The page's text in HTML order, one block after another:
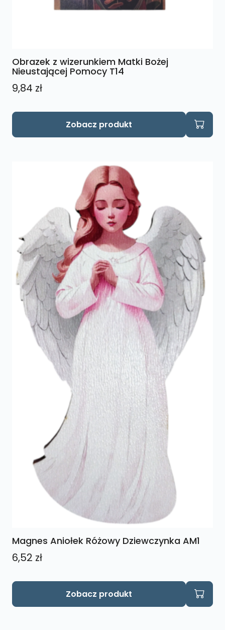
Obrazek z wizerunkiem Matki Bożej
Nieustającej Pomocy T14
9,84 zł
Zobacz produkt
Magnes Aniołek Różowy Dziewczynka AM1
6,52 zł
Zobacz produkt